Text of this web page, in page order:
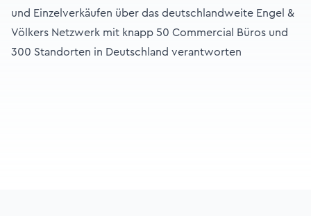
und Einzelverkäufen über das deutschlandweite Engel &
Völkers Netzwerk mit knapp 50 Commercial Büros und
300 Standorten in Deutschland verantworten